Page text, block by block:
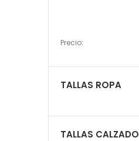
Precio:
TALLAS ROPA
TALLAS CALZADO